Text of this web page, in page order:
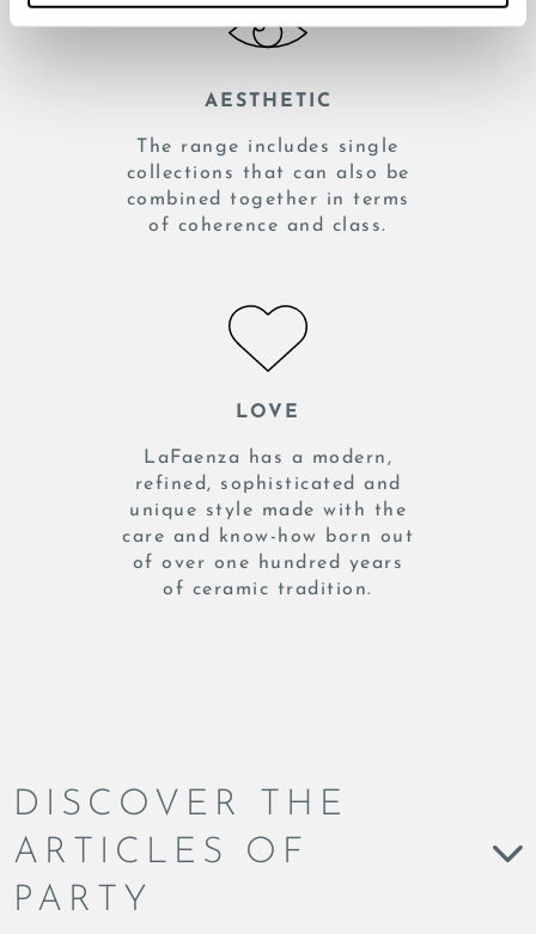
banner comporterà il permanere dei soli cookie tecnici ed
analytics, per i quali non occorre il tuo consenso. Potrai
accedendo al link presente nel footer.
AESTHETIC
The range includes single
collections that can also be
combined together in terms
of coherence and class.
LOVE
LaFaenza has a modern,
refined, sophisticated and
unique style made with the
care and know-how born out
of over one hundred years
of ceramic tradition.
DISCOVER THE
ARTICLES OF
PARTY